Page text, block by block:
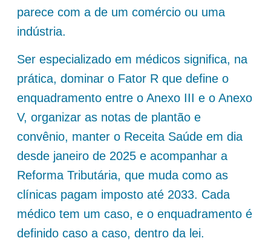
parece com a de um comércio ou uma
indústria.
Ser especializado em médicos significa, na
prática, dominar o Fator R que define o
enquadramento entre o Anexo III e o Anexo
V, organizar as notas de plantão e
convênio, manter o Receita Saúde em dia
desde janeiro de 2025 e acompanhar a
Reforma Tributária, que muda como as
clínicas pagam imposto até 2033. Cada
médico tem um caso, e o enquadramento é
definido caso a caso, dentro da lei.